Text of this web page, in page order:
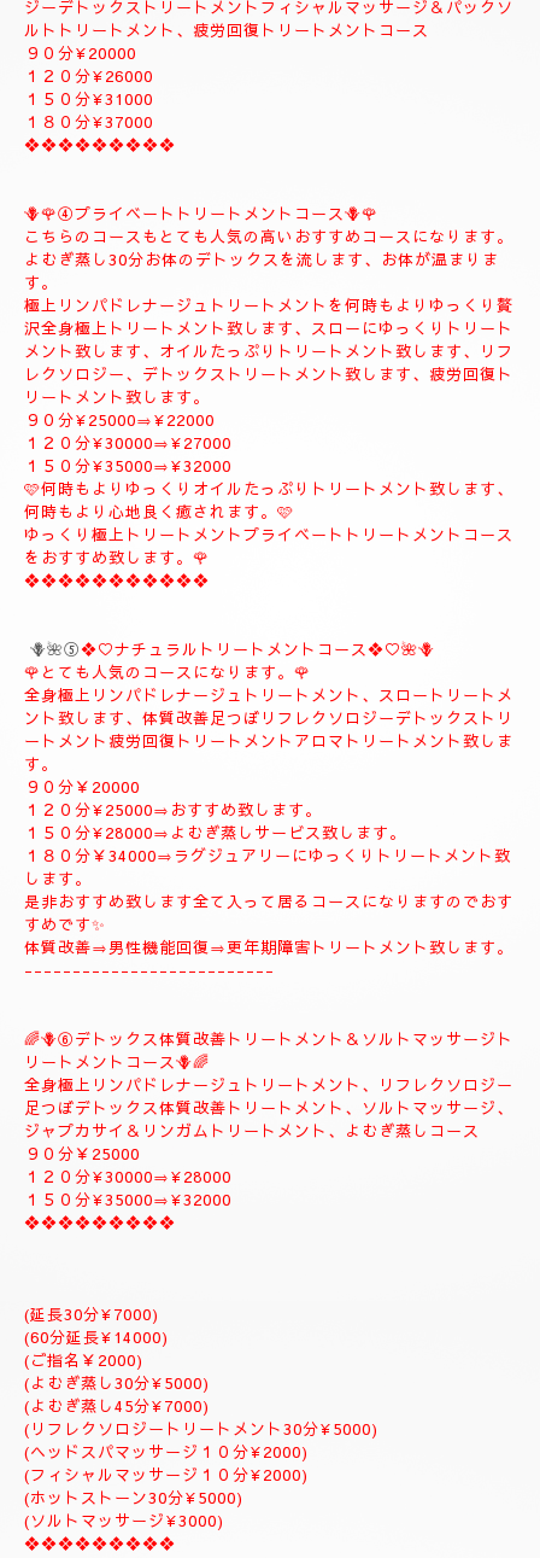
②✨🌻メンテナンストリートメントコース🌻✨
大人のお客様のご自分のお体メンテナンストリートメントコース
になります。
全身極上リンパドレナージュトリートメント、リフレクソロジー
デトックストリートメント、フィシャルマッサージ＆パックよむ
ぎ蒸しトリートメント疲労回復トリートメントコース
９０分¥22000
------------------------------------
♥️🌹③ラグジュアリートリートメントコース♥️🌹
贅沢全身極上リンパドレナージュトリートメント、リフレクソロ
ジーデトックストリートメントフィシャルマッサージ＆パックソ
ルトトリートメント、疲労回復トリートメントコース
９０分¥20000
１２０分¥26000
１５０分¥31000
１８０分¥37000
❖❖❖❖❖❖❖❖❖
🪻🌹④プライベートトリートメントコース🪻🌹
こちらのコースもとても人気の高いおすすめコースになります。
よむぎ蒸し30分お体のデトックスを流します、お体が温まりま
沢全身極上トリートメント致します、スローにゆっくりトリート
メント致します、オイルたっぷりトリートメント致します、リフ
レクソロジー、デトックストリートメント致します、疲労回復ト
リートメント致します。
９０分¥25000⇒¥22000
１２０分¥30000⇒¥27000
１５０分¥35000⇒¥32000
🩷何時もよりゆっくりオイルたっぷりトリートメント致します、
何時もより心地良く癒されます。🩷
ゆっくり極上トリートメントプライベートトリートメントコース
をおすすめ致します。🌹
❖❖❖❖❖❖❖❖❖❖❖
🪻🌺⑤❖♡ナチュラルトリートメントコース❖♡🌺🪻
ント致します、体質改善足つぼリフレクソロジーデトックストリ
ートメント疲労回復トリートメントアロマトリートメント致しま
す。
９０分￥20000
１２０分¥25000⇒おすすめ致します。
１５０分¥28000⇒よむぎ蒸しサービス致します。
１８０分￥34000⇒ラグジュアリーにゆっくりトリートメント致
します。
是非おすすめ致します全て入って居るコースになりますのでおす
🌈🪻⑥デトックス体質改善トリートメント＆ソルトマッサージト
リートメントコース🪻🌈
全身極上リンパドレナージュトリートメント、リフレクソロジー
足つぼデトックス体質改善トリートメント、ソルトマッサージ、
ジャプカサイ＆リンガムトリートメント、よむぎ蒸しコース
９０分￥25000
１２０分¥30000⇒¥28000
１５０分¥35000⇒¥32000
❖❖❖❖❖❖❖❖❖